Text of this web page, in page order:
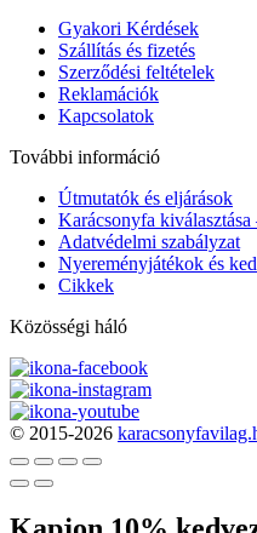
Gyakori Kérdések
Szállítás és fizetés
Szerződési feltételek
Reklamációk
Kapcsolatok
További információ
Útmutatók és eljárások
Karácsonyfa kiválasztása
Adatvédelmi szabályzat
Nyereményjátékok és
Cikkek
Közösségi háló
© 2015-2026